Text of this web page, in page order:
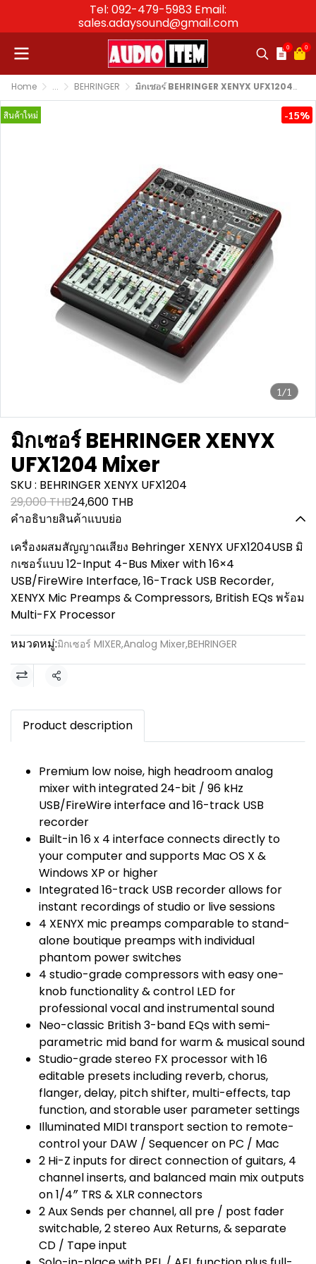
Tel: 092-479-5983 Email:
sales.adaysound@gmail.com
0 0
Home ... BEHRINGER มิกเซอร์ BEHRINGER XENYX UFX1204 Mixer
1/1
สินค้าใหม่ -15%
มิกเซอร์ BEHRINGER XENYX
UFX1204 Mixer
SKU : BEHRINGER XENYX UFX1204
29,000 THB24,600 THB
คำอธิบายสินค้าแบบย่อ
เครื่องผสมสัญญาณเสียง Behringer XENYX UFX1204USB มิ
กเซอร์แบบ 12-Input 4-Bus Mixer with 16×4
USB/FireWire Interface, 16-Track USB Recorder,
XENYX Mic Preamps & Compressors, British EQs พร้อม
Multi-FX Processor
หมวดหมู่:มิกเซอร์ MIXER,Analog Mixer,BEHRINGER
แชร์
Product description
Premium low noise, high headroom analog
mixer with integrated 24-bit / 96 kHz
USB/FireWire interface and 16-track USB
recorder
Built-in 16 x 4 interface connects directly to
your computer and supports Mac OS X &
Windows XP or higher
Integrated 16-track USB recorder allows for
instant recordings of studio or live sessions
4 XENYX mic preamps comparable to stand-
alone boutique preamps with individual
phantom power switches
4 studio-grade compressors with easy one-
knob functionality & control LED for
professional vocal and instrumental sound
Neo-classic British 3-band EQs with semi-
parametric mid band for warm & musical sound
Studio-grade stereo FX processor with 16
editable presets including reverb, chorus,
flanger, delay, pitch shifter, multi-effects, tap
function, and storable user parameter settings
Illuminated MIDI transport section to remote-
control your DAW / Sequencer on PC / Mac
2 Hi-Z inputs for direct connection of guitars, 4
channel inserts, and balanced main mix outputs
on 1/4″ TRS & XLR connectors
2 Aux Sends per channel, all pre / post fader
switchable, 2 stereo Aux Returns, & separate
CD / Tape input